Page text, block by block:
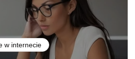
w internecie